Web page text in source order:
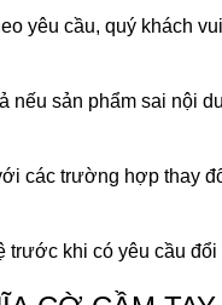
yêu cầu, quý khách
nếu sản phẩm sai nội
các trường hợp thay
trước khi có yêu cầu đổi